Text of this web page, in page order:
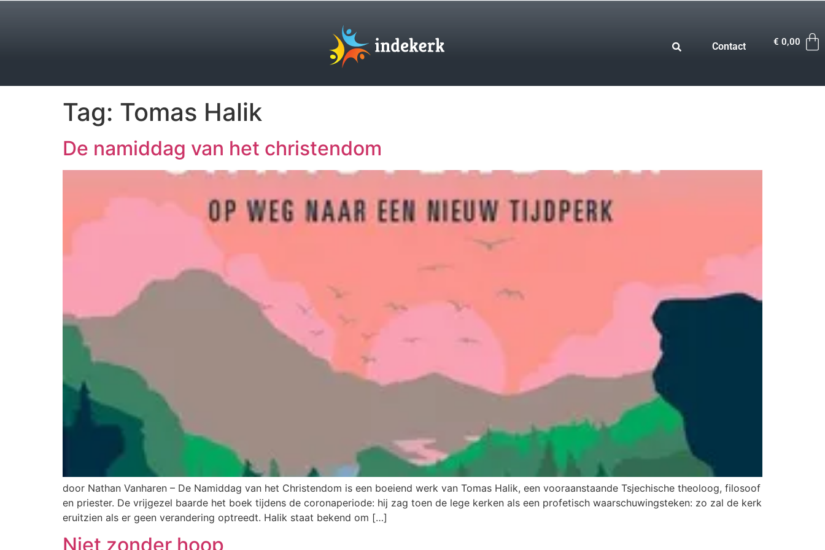
Contact € 0,00
Tag: Tomas Halik
De namiddag van het christendom
door Nathan Vanharen – De Namiddag van het Christendom is een boeiend werk van Tomas Halik, een vooraanstaande Tsjechische theoloog, filosoof
en priester. De vrijgezel baarde het boek tijdens de coronaperiode: hij zag toen de lege kerken als een profetisch waarschuwingsteken: zo zal de kerk
eruitzien als er geen verandering optreedt. Halik staat bekend om […]
Niet zonder hoop